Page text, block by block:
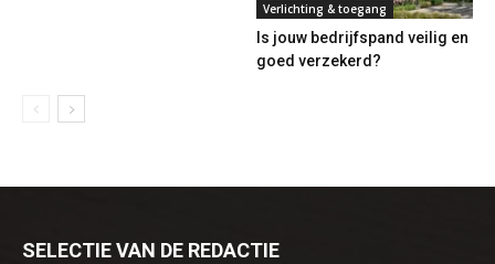
Verlichting & toegang
Is jouw bedrijfspand veilig en
goed verzekerd?
SELECTIE VAN DE REDACTIE